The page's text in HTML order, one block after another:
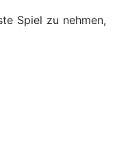
Spiel zu nehmen,